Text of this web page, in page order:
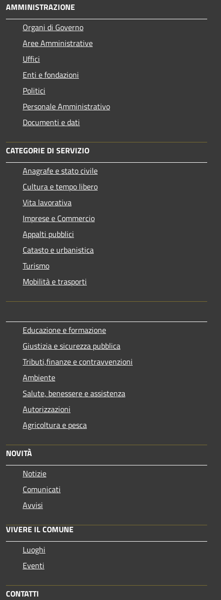
AMMINISTRAZIONE
Organi di Governo
Aree Amministrative
Uffici
Enti e fondazioni
Politici
Personale Amministrativo
Documenti e dati
CATEGORIE DI SERVIZIO
Anagrafe e stato civile
Cultura e tempo libero
Vita lavorativa
Imprese e Commercio
Appalti pubblici
Catasto e urbanistica
Turismo
Mobilità e trasporti
Educazione e formazione
Giustizia e sicurezza pubblica
Tributi,finanze e contravvenzioni
Ambiente
Salute, benessere e assistenza
Autorizzazioni
Agricoltura e pesca
NOVITÀ
Notizie
Comunicati
Avvisi
VIVERE IL COMUNE
Luoghi
Eventi
CONTATTI